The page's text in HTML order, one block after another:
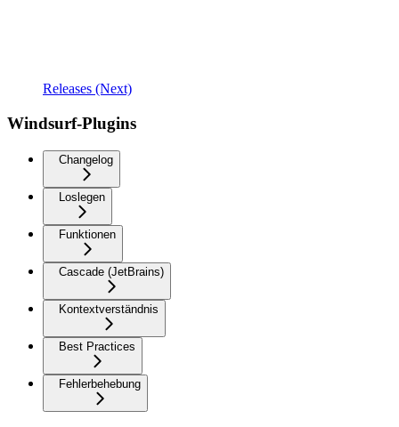
Releases (Next)
Windsurf-Plugins
Changelog
Loslegen
Funktionen
Cascade (JetBrains)
Kontextverständnis
Best Practices
Fehlerbehebung